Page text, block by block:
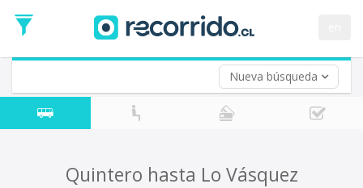
Nueva búsqueda
de
Ida
Vuelta (opcional)
Fecha
de
Quintero hasta Lo Vásquez